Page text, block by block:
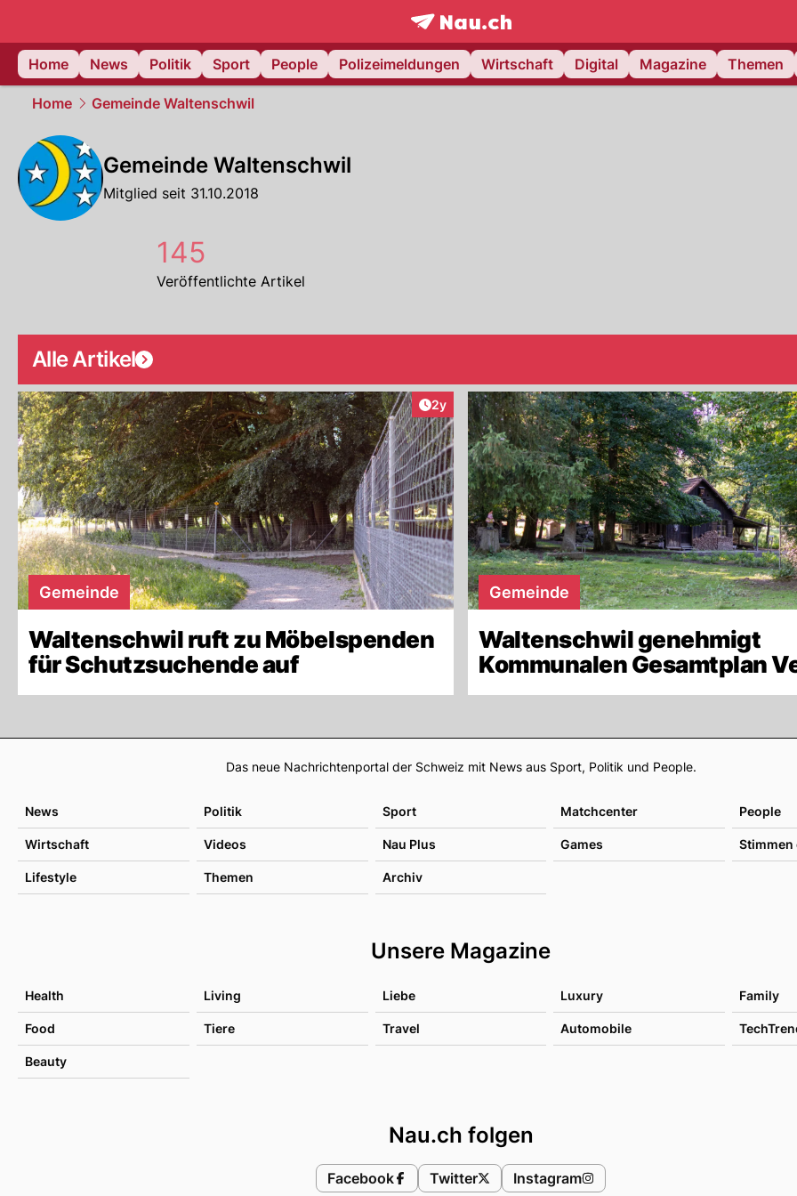
frontpage.NAU.ch
Home
News Politik Sport People Polizeimeldungen Wirtschaft Digital Magazine Themen
Home Gemeinde Waltenschwil
Gemeinde Waltenschwil
Mitglied seit 31.10.2018
145
Veröffentlichte Artikel
Alle Artikel
Artikel veröffentlicht:
2y
Gemeinde
Waltenschwil ruft zu Möbelspenden
für Schutzsuchende auf
Gemeinde
Waltenschwil genehmigt
Kommunalen Gesamtplan
Footer
Das neue Nachrichtenportal der Schweiz mit News aus Sport, Politik und People.
News Politik Sport Matchcenter People
Wirtschaft Videos Nau Plus Games Stimmen
Lifestyle Themen Archiv
Unsere Magazine
Health Living Liebe Luxury Family
Food Tiere Travel Automobile
Beauty
Nau.ch folgen
Facebook Twitter Instagram